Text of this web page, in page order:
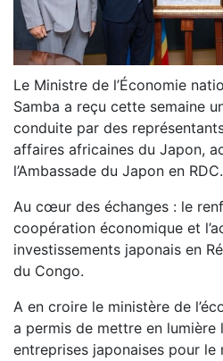
Le Ministre de l’Économie
Samba a reçu cette semaine
conduite par des
affaires africaines du Japon,
l’Ambassade du Japon en RDC.
Au cœur des échanges : le
coopération économique et
investissements japonais en
du Congo.
A en croire le ministère de
a permis de mettre en lumière
entreprises japonaises pour le